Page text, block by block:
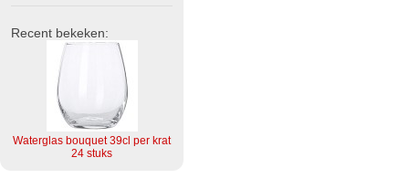
Recent bekeken:
Waterglas bouquet 39cl per krat
24 stuks